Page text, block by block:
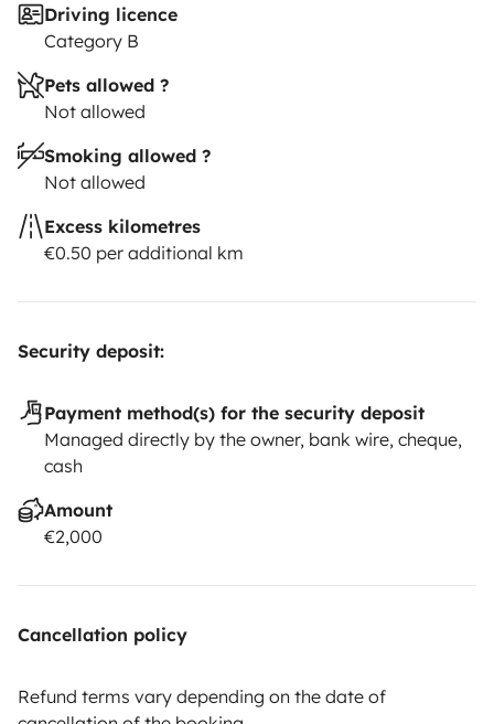
Driving licence
Category B
Pets allowed ?
Not allowed
Smoking allowed ?
Not allowed
Excess kilometres
€0.50 per additional km
Security deposit:
Payment method(s) for the security deposit
Managed directly by the owner, bank wire, cheque,
cash
Amount
€2,000
Cancellation policy
Refund terms vary depending on the date of